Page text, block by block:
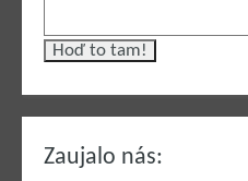
Zaujalo nás: